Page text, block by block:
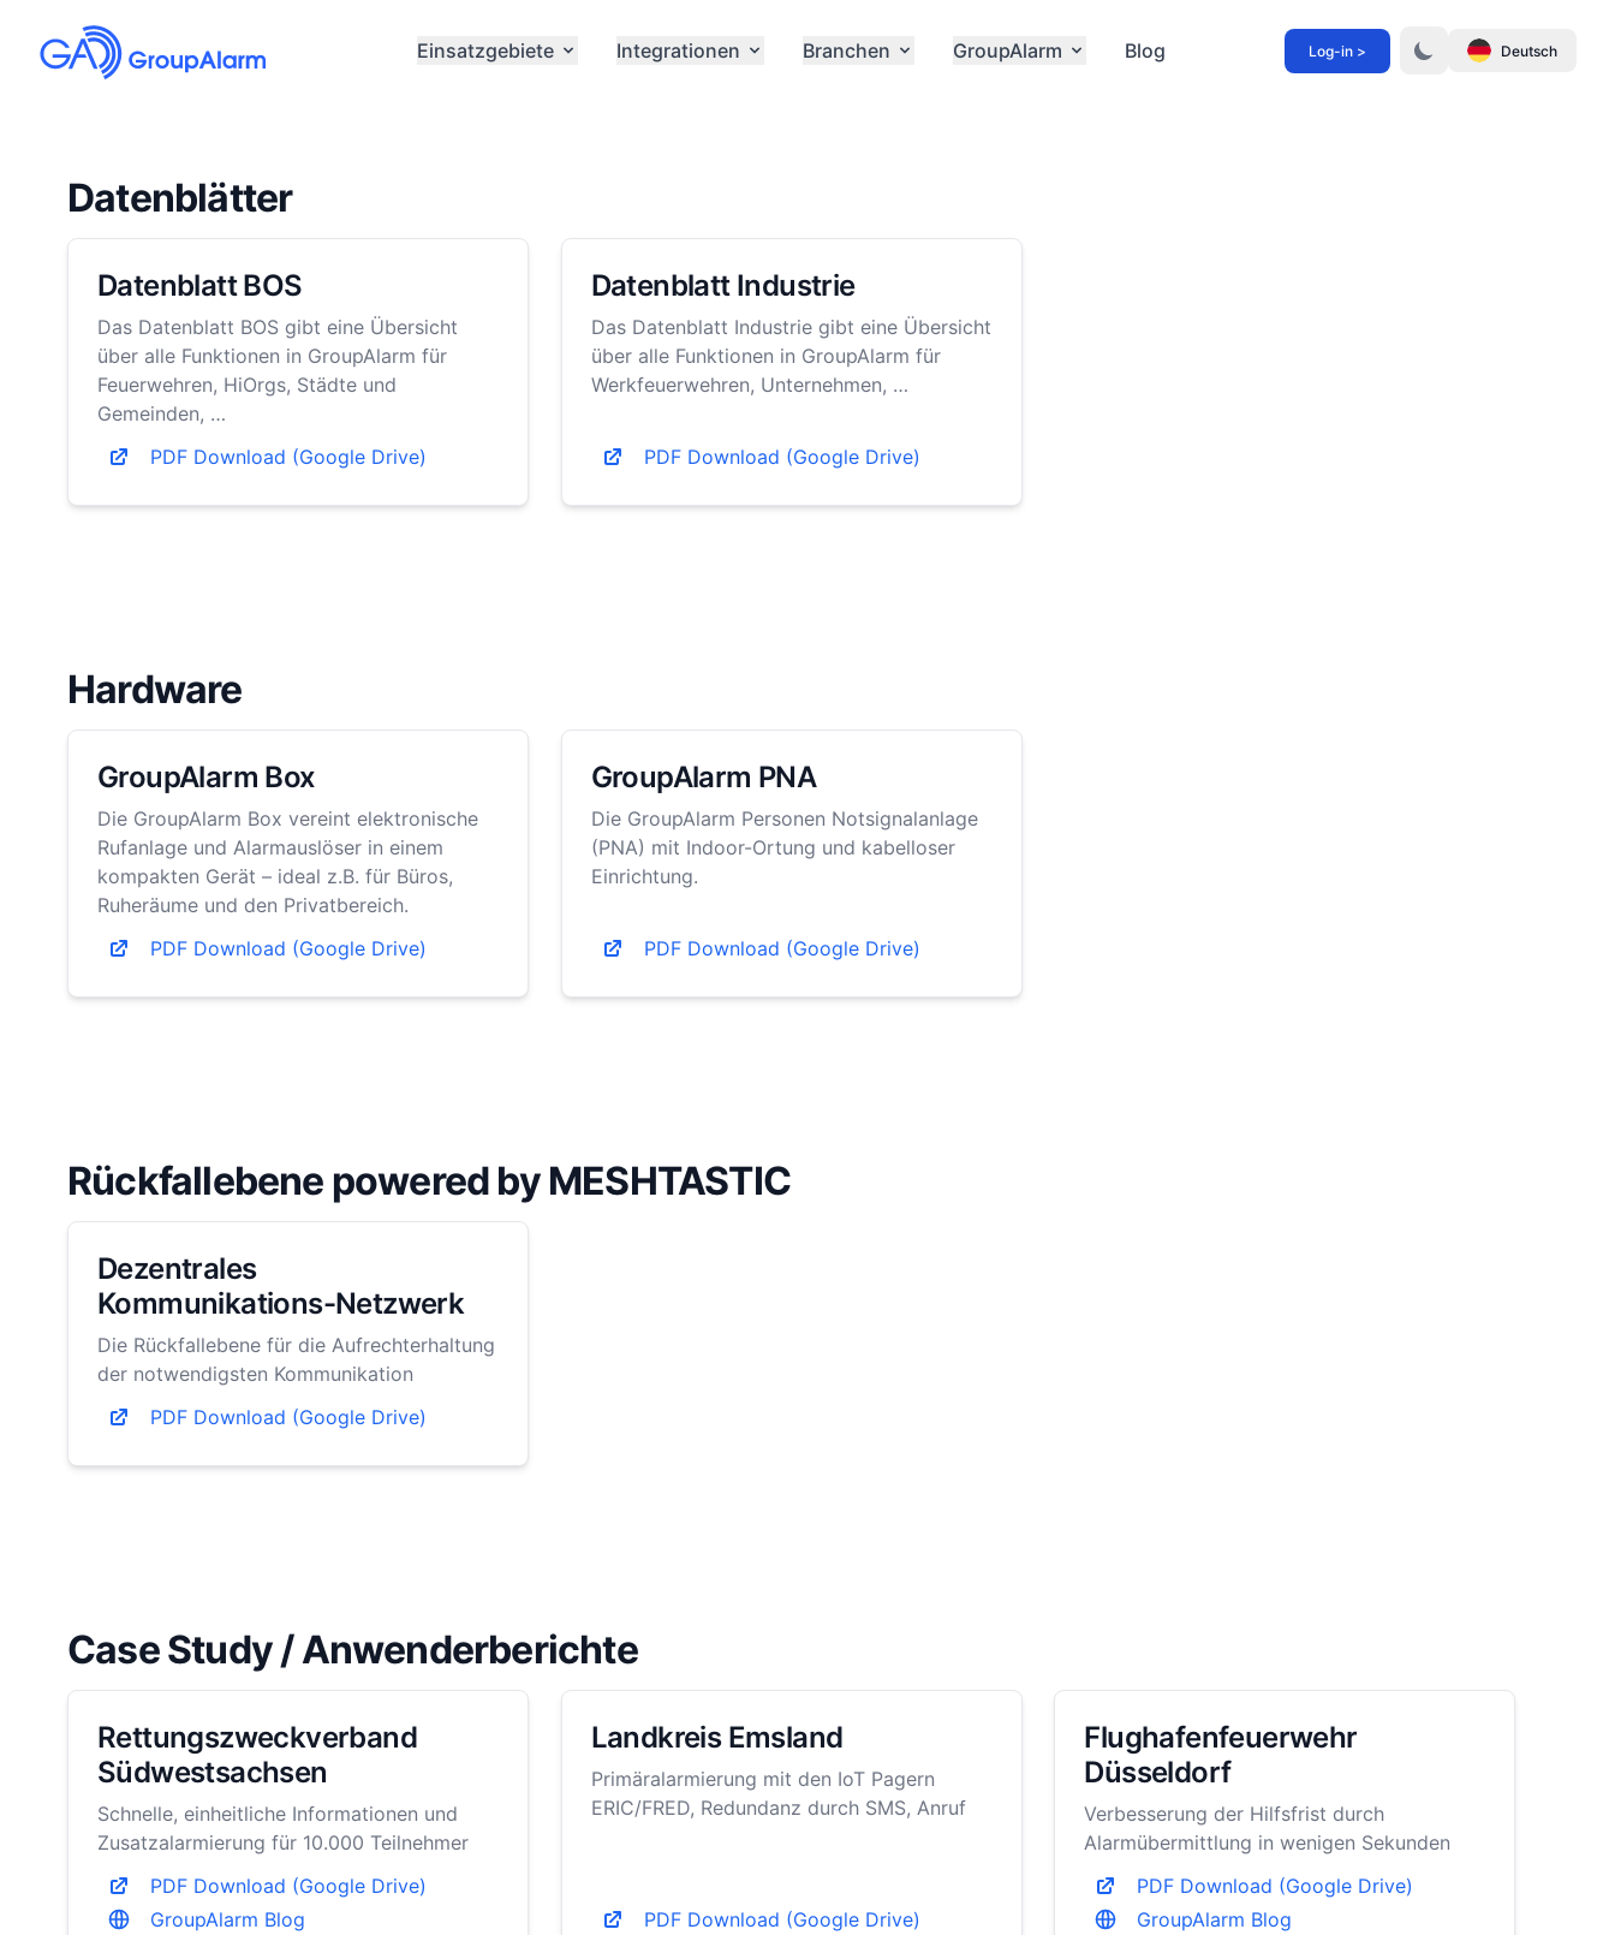
Log-in > Deutsch
Einsatzgebiete Integrationen Branchen GroupAlarm Blog
Datenblätter
Datenblatt BOS
Das Datenblatt BOS gibt eine Übersicht
über alle Funktionen in GroupAlarm für
Feuerwehren, HiOrgs, Städte und
Gemeinden, …
PDF Download (Google Drive)
Datenblatt Industrie
Das Datenblatt Industrie gibt eine Übersicht
über alle Funktionen in GroupAlarm für
Werkfeuerwehren, Unternehmen, …
PDF Download (Google Drive)
Hardware
GroupAlarm Box
Die GroupAlarm Box vereint elektronische
Rufanlage und Alarmauslöser in einem
kompakten Gerät – ideal z.B. für Büros,
Ruheräume und den Privatbereich.
PDF Download (Google Drive)
GroupAlarm PNA
Die GroupAlarm Personen Notsignalanlage
(PNA) mit Indoor-Ortung und kabelloser
Einrichtung.
PDF Download (Google Drive)
Rückfallebene powered by MESHTASTIC
Dezentrales
Kommunikations-Netzwerk
Die Rückfallebene für die Aufrechterhaltung
der notwendigsten Kommunikation
PDF Download (Google Drive)
Case Study / Anwenderberichte
Rettungszweckverband
Südwestsachsen
Schnelle, einheitliche Informationen und
Zusatzalarmierung für 10.000 Teilnehmer
PDF Download (Google Drive)
GroupAlarm Blog
Landkreis Emsland
Primäralarmierung mit den IoT Pagern
ERIC/FRED, Redundanz durch SMS, Anruf
PDF Download (Google Drive)
Flughafenfeuerwehr
Düsseldorf
Verbesserung der Hilfsfrist durch
Alarmübermittlung in wenigen Sekunden
PDF Download (Google Drive)
GroupAlarm Blog